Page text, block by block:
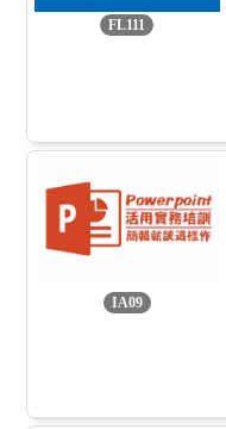
FL111
IA09